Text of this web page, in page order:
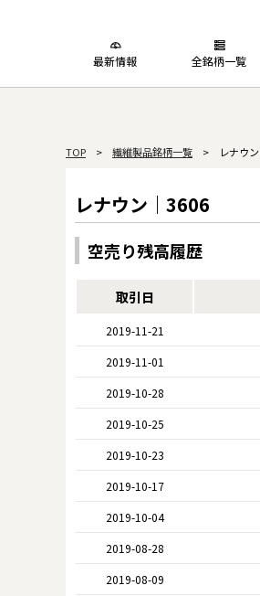
最新情報 全銘柄一覧
TOP > 繊維製品銘柄一覧 > レナウン
レナウン｜3606
空売り残高履歴
取引日
2019-11-21
2019-11-01
2019-10-28
2019-10-25
2019-10-23
2019-10-17
2019-10-04
2019-08-28
2019-08-09